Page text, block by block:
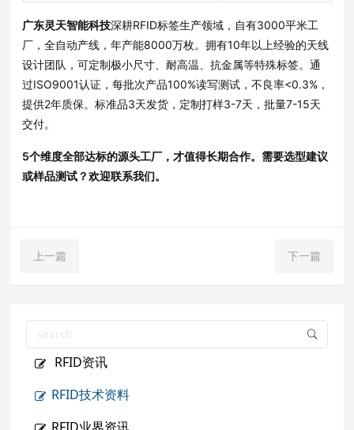
广东灵天智能科技深耕RFID标签生产领域，自有3000平米工
厂，全自动产线，年产能8000万枚。拥有10年以上经验的天线
设计团队，可定制极小尺寸、耐高温、抗金属等特殊标签。通
过ISO9001认证，每批次产品100%读写测试，不良率<0.3%，
提供2年质保。标准品3天发货，定制打样3-7天，批量7-15天
交付。
5个维度全部达标的源头工厂，才值得长期合作。需要选型建议
或样品测试？欢迎联系我们。
上一篇 下一篇
RFID资讯
RFID技术资料